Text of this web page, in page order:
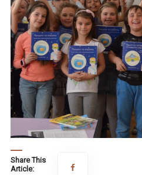
Share This
Article: